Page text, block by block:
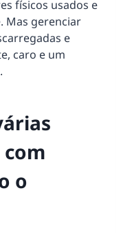
físicos usados e
Mas gerenciar
e
caro e um
o